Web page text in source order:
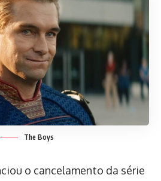
The Boys
o cancelamento da série